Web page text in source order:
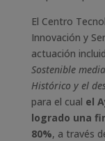
El Centro
Innovación y
actuación
Sostenible
Histórico y el
para el cual el
logrado una
80%, a través